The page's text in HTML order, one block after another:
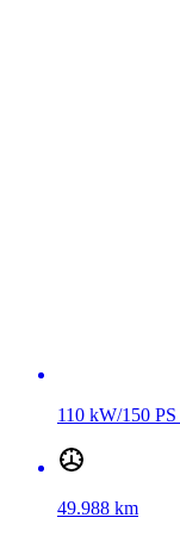
110 kW/150 PS
49.988 km